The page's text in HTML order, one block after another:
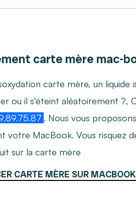
carte mère mac-
carte mère, un liquide
ou il s'éteint aléatoirement ?,
. Nous vous
votre MacBook. Vous risquez
sur la carte mère
CARTE MÈRE SUR MACBOOK